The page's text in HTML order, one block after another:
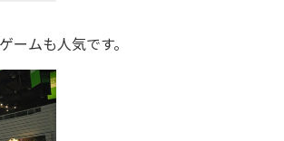
ムも人気です。